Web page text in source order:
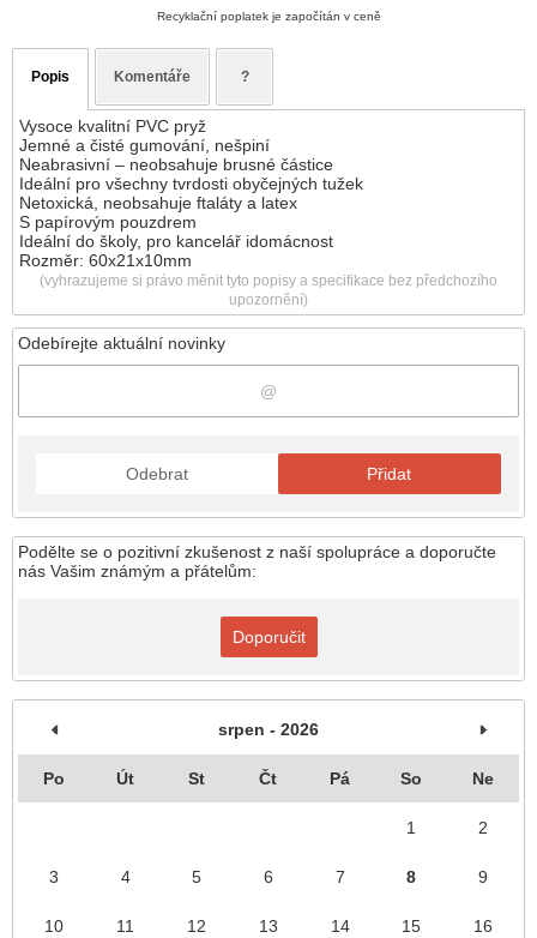
Odebírejte aktuální novinky
Odebrat Přidat
Podělte se o pozitivní zkušenost z naší spolupráce a doporučte
nás Vašim známým a přátelům:
Doporučit
srpen - 2026
Po Út St Čt Pá So Ne
1 2
3 4 5 6 7 8 9
10 11 12 13 14 15 16
Recyklační poplatek je započítán v ceně
Popis Komentáře ?
Vysoce kvalitní PVC pryž
Jemné a čisté gumování, nešpiní
Neabrasivní – neobsahuje brusné částice
Ideální pro všechny tvrdosti obyčejných tužek
Netoxická, neobsahuje ftaláty a latex
S papírovým pouzdrem
Ideální do školy, pro kancelář idomácnost
Rozměr: 60x21x10mm
(vyhrazujeme si právo měnit tyto popisy a specifikace bez předchozího
upozornění)